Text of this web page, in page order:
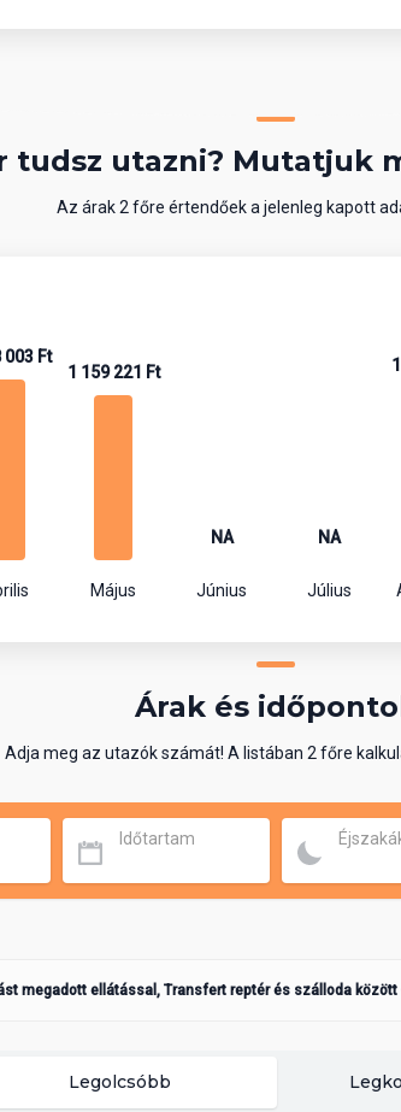
tudsz utazni? Mutatjuk
Az árak 2 főre értendőek a jelenleg kapott
003 Ft
1 159 221 Ft
Május
NA
Június
NA
Július
Árak és
Adja meg az utazók számát! A listában 2 főre
Időtartam
megadott ellátással, Transfert reptér és szálloda
Legolcsóbb